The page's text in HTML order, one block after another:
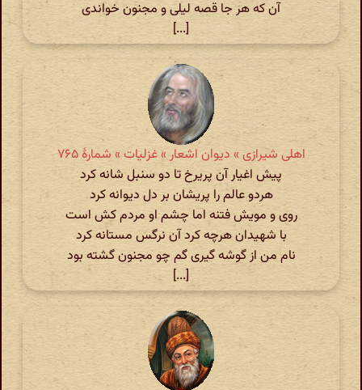
آن که هر جا قصه لیلی و مجنون خواندی
[...]
اهلی شیرازی » دیوان اشعار » غزلیات » شمارهٔ ۷۶۵
پیش اغیار آن پریرخ تا دو سنبل شانه کرد
هردو عالم را پریشان بر دل دیوانه کرد
روی و مویش فتنه اما چشم او مردم کش است
با شهیدان هرچه کرد آن نرگس مستانه کرد
نام من از گوشه گیری گم چو مجنون گشته بود
[...]